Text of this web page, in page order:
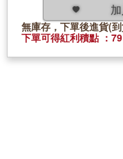
無庫存，下單後進貨(
下單可得紅利積點 ：